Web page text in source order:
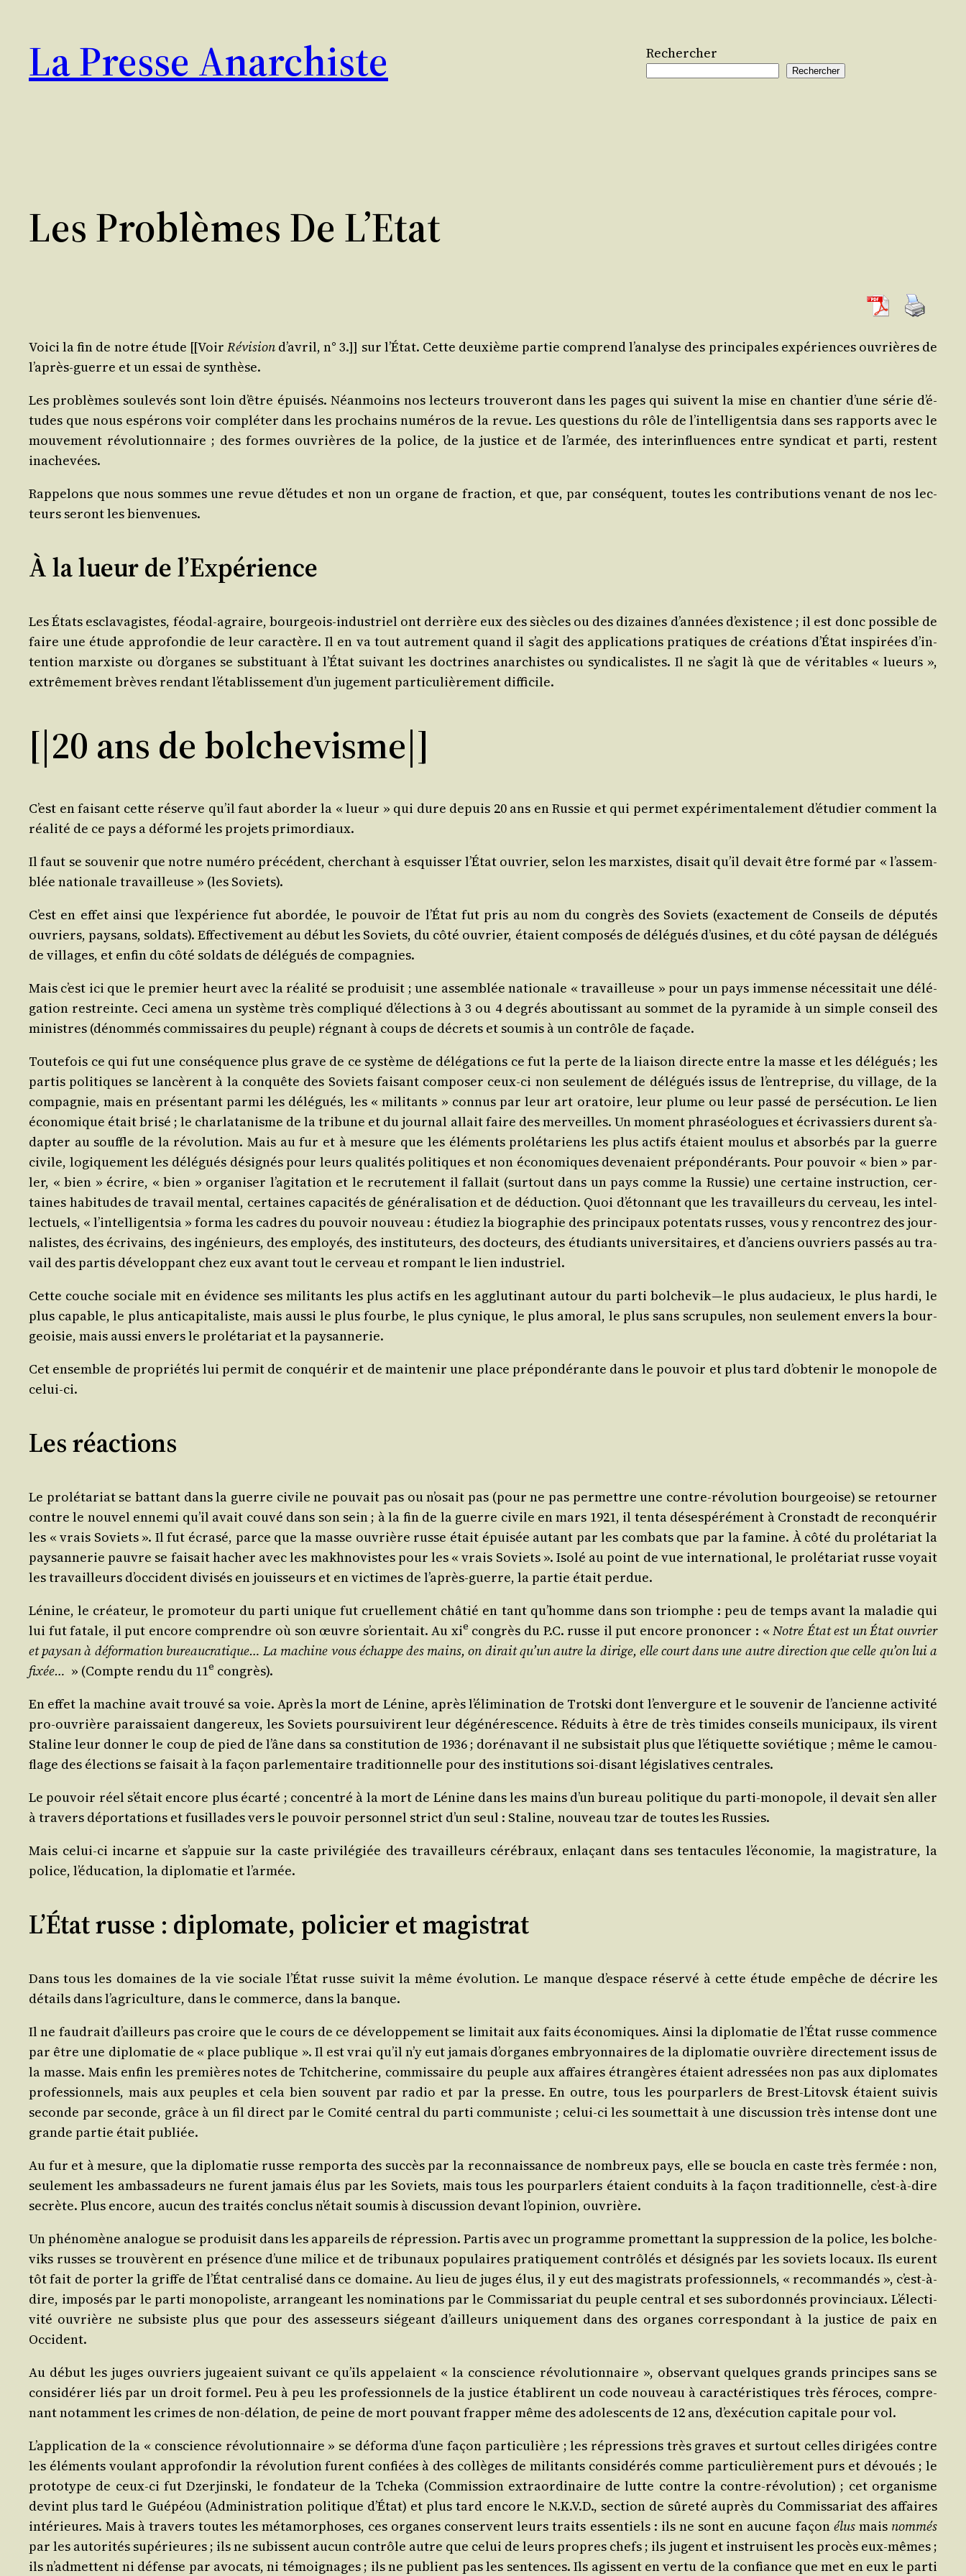
contenu
La Presse Anarchiste Rechercher
Rechercher
Les Problèmes De L’Etat
Voi­ci la fin de notre étude [[Voir Révi­siond’a­vril, n° 3.]] sur l’É­tat. Cette deuxième par­tie com­prend l’a­na­lyse des prin­ci­pales expé­riences ouvrières de
l’a­près-guerre et un essai de synthèse.
Les pro­blèmes sou­le­vés sont loin d’être épui­sés. Néan­moins nos lec­teurs trou­ve­ront dans les pages qui suivent la mise en chan­tier d’une série d’é­
tudes que nous espé­rons voir com­plé­ter dans les pro­chains numé­ros de la revue. Les ques­tions du rôle de l’in­tel­li­gent­sia dans ses rap­ports avec le
mou­ve­ment révo­lu­tion­naire ; des formes ouvrières de la police, de la jus­tice et de l’ar­mée, des inter­in­fluences entre syn­di­cat et par­ti, res­tent
inachevées.
Rap­pe­lons que nous sommes une revue d’é­tudes et non un organe de frac­tion, et que, par consé­quent, toutes les contri­bu­tions venant de nos lec­
teurs seront les bienvenues.
À la lueur de l’Expérience
Les États escla­va­gistes, féo­dal-agraire, bour­geois-indus­triel ont der­rière eux des siècles ou des dizaines d’an­nées d’exis­tence ; il est donc pos­sible de
faire une étude appro­fon­die de leur carac­tère. Il en va tout autre­ment quand il s’a­git des appli­ca­tions pra­tiques de créa­tions d’É­tat ins­pi­rées d’in­
ten­tion mar­xiste ou d’or­ganes se sub­sti­tuant à l’É­tat sui­vant les doc­trines anar­chistes ou syn­di­ca­listes. Il ne s’a­git là que de véri­tables « lueurs »,
extrê­me­ment brèves ren­dant l’é­ta­blis­se­ment d’un juge­ment par­ti­cu­liè­re­ment difficile.
[|20 ans de bolchevisme|]
C’est en fai­sant cette réserve qu’il faut abor­der la « lueur » qui dure depuis 20 ans en Rus­sie et qui per­met expé­ri­men­ta­le­ment d’é­tu­dier com­ment la
réa­li­té de ce pays a défor­mé les pro­jets primordiaux.
Il faut se sou­ve­nir que notre numé­ro pré­cé­dent, cher­chant à esquis­ser l’É­tat ouvrier, selon les mar­xistes, disait qu’il devait être for­mé par « l’as­sem­
blée natio­nale tra­vailleuse » (les Soviets).
C’est en effet ain­si que l’ex­pé­rience fut abor­dée, le pou­voir de l’É­tat fut pris au nom du congrès des Soviets (exac­te­ment de Conseils de dépu­tés
ouvriers, pay­sans, sol­dats). Effec­ti­ve­ment au début les Soviets, du côté ouvrier, étaient com­po­sés de délé­gués d’u­sines, et du côté pay­san de délé­gués
de vil­lages, et enfin du côté sol­dats de délé­gués de compagnies.
Mais c’est ici que le pre­mier heurt avec la réa­li­té se pro­dui­sit ; une assem­blée natio­nale « tra­vailleuse » pour un pays immense néces­si­tait une délé­
ga­tion res­treinte. Ceci ame­na un sys­tème très com­pli­qué d’é­lec­tions à 3 ou 4 degrés abou­tis­sant au som­met de la pyra­mide à un simple conseil des
ministres (dénom­més com­mis­saires du peuple) régnant à coups de décrets et sou­mis à un contrôle de façade.
Tou­te­fois ce qui fut une consé­quence plus grave de ce sys­tème de délé­ga­tions ce fut la perte de la liai­son directe entre la masse et les délé­gués ; les
par­tis poli­tiques se lan­cèrent à la conquête des Soviets fai­sant com­po­ser ceux-ci non seule­ment de délé­gués issus de l’en­tre­prise, du vil­lage, de la
com­pa­gnie, mais en pré­sen­tant par­mi les délé­gués, les « mili­tants » connus par leur art ora­toire, leur plume ou leur pas­sé de per­sé­cu­tion. Le lien
éco­no­mique était bri­sé ; le char­la­ta­nisme de la tri­bune et du jour­nal allait faire des mer­veilles. Un moment phra­séo­logues et écri­vas­siers durent s’a­
dap­ter au souffle de la révo­lu­tion. Mais au fur et à mesure que les élé­ments pro­lé­ta­riens les plus actifs étaient mou­lus et absor­bés par la guerre
civile, logi­que­ment les délé­gués dési­gnés pour leurs qua­li­tés poli­tiques et non éco­no­miques deve­naient pré­pon­dé­rants. Pour pou­voir « bien » par­
ler, « bien » écrire, « bien » orga­ni­ser l’a­gi­ta­tion et le recru­te­ment il fal­lait (sur­tout dans un pays comme la Rus­sie) une cer­taine ins­truc­tion, cer­
taines habi­tudes de tra­vail men­tal, cer­taines capa­ci­tés de géné­ra­li­sa­tion et de déduc­tion. Quoi d’é­ton­nant que les tra­vailleurs du cer­veau, les intel­
lec­tuels, « l’in­tel­li­gent­sia » for­ma les cadres du pou­voir nou­veau : étu­diez la bio­gra­phie des prin­ci­paux poten­tats russes, vous y ren­con­trez des jour­
na­listes, des écri­vains, des ingé­nieurs, des employés, des ins­ti­tu­teurs, des doc­teurs, des étu­diants uni­ver­si­taires, et d’an­ciens ouvriers pas­sés au tra­
vail des par­tis déve­lop­pant chez eux avant tout le cer­veau et rom­pant le lien industriel.
Cette couche sociale mit en évi­dence ses mili­tants les plus actifs en les agglu­ti­nant autour du par­ti bol­che­vik — le plus auda­cieux, le plus har­di, le
plus capable, le plus anti­ca­pi­ta­liste, mais aus­si le plus fourbe, le plus cynique, le plus amo­ral, le plus sans scru­pules, non seule­ment envers la bour­
geoi­sie, mais aus­si envers le pro­lé­ta­riat et la paysannerie.
Cet ensemble de pro­prié­tés lui per­mit de conqué­rir et de main­te­nir une place pré­pon­dé­rante dans le pou­voir et plus tard d’ob­te­nir le mono­pole de
celui-ci.
Les réactions
Le pro­lé­ta­riat se bat­tant dans la guerre civile ne pou­vait pas ou n’o­sait pas (pour ne pas per­mettre une contre-révo­lu­tion bour­geoise) se retour­ner
contre le nou­vel enne­mi qu’il avait cou­vé dans son sein ; à la fin de la guerre civile en mars 1921, il ten­ta déses­pé­ré­ment à Crons­tadt de recon­qué­rir
les « vrais Soviets ». Il fut écra­sé, parce que la masse ouvrière russe était épui­sée autant par les com­bats que par la famine. À côté du pro­lé­ta­riat la
pay­san­ne­rie pauvre se fai­sait hacher avec les makh­no­vistes pour les « vrais Soviets ». Iso­lé au point de vue inter­na­tio­nal, le pro­lé­ta­riat russe voyait
les tra­vailleurs d’oc­ci­dent divi­sés en jouis­seurs et en vic­times de l’a­près-guerre, la par­tie était perdue.
Lénine, le créa­teur, le pro­mo­teur du par­ti unique fut cruel­le­ment châ­tié en tant qu’­homme dans son triomphe : peu de temps avant la mala­die qui
lui fut fatale, il put encore com­prendre où son œuvre s’o­rien­tait. Au xie congrès du P.C. russe il put encore pro­non­cer : «Notre État est un État ouvrier
et pay­san à défor­ma­tion bureau­cra­tique… La machine vous échappe des mains, on dirait qu’un autre la dirige, elle court dans une autre direc­tion que celle qu’on lui a
fixée… » (Compte ren­du du 11e congrès).
En effet la machine avait trou­vé sa voie. Après la mort de Lénine, après l’é­li­mi­na­tion de Trots­ki dont l’en­ver­gure et le sou­ve­nir de l’an­cienne acti­vi­té
pro-ouvrière parais­saient dan­ge­reux, les Soviets pour­sui­virent leur dégé­né­res­cence. Réduits à être de très timides conseils muni­ci­paux, ils virent
Sta­line leur don­ner le coup de pied de l’âne dans sa consti­tu­tion de 1936 ; doré­na­vant il ne sub­sis­tait plus que l’é­ti­quette sovié­tique ; même le camou­
flage des élec­tions se fai­sait à la façon par­le­men­taire tra­di­tion­nelle pour des ins­ti­tu­tions soi-disant légis­la­tives centrales.
Le pou­voir réel s’é­tait encore plus écar­té ; concen­tré à la mort de Lénine dans les mains d’un bureau poli­tique du par­ti-mono­pole, il devait s’en aller
à tra­vers dépor­ta­tions et fusillades vers le pou­voir per­son­nel strict d’un seul : Sta­line, nou­veau tzar de toutes les Russies.
Mais celui-ci incarne et s’ap­puie sur la caste pri­vi­lé­giée des tra­vailleurs céré­braux, enla­çant dans ses ten­ta­cules l’é­co­no­mie, la magis­tra­ture, la
police, l’é­du­ca­tion, la diplo­ma­tie et l’armée.
L’État russe : diplomate, policier et magistrat
Dans tous les domaines de la vie sociale l’É­tat russe sui­vit la même évo­lu­tion. Le manque d’es­pace réser­vé à cette étude empêche de décrire les
détails dans l’a­gri­cul­ture, dans le com­merce, dans la banque.
Il ne fau­drait d’ailleurs pas croire que le cours de ce déve­lop­pe­ment se limi­tait aux faits éco­no­miques. Ain­si la diplo­ma­tie de l’É­tat russe com­mence
par être une diplo­ma­tie de « place publique ». Il est vrai qu’il n’y eut jamais d’or­ganes embryon­naires de la diplo­ma­tie ouvrière direc­te­ment issus de
la masse. Mais enfin les pre­mières notes de Tchit­che­rine, com­mis­saire du peuple aux affaires étran­gères étaient adres­sées non pas aux diplo­mates
pro­fes­sion­nels, mais aux peuples et cela bien sou­vent par radio et par la presse. En outre, tous les pour­par­lers de Brest-Litovsk étaient sui­vis
seconde par seconde, grâce à un fil direct par le Comi­té cen­tral du par­ti com­mu­niste ; celui-ci les sou­met­tait à une dis­cus­sion très intense dont une
grande par­tie était publiée.
Au fur et à mesure, que la diplo­ma­tie russe rem­por­ta des suc­cès par la recon­nais­sance de nom­breux pays, elle se bou­cla en caste très fer­mée : non,
seule­ment les ambas­sa­deurs ne furent jamais élus par les Soviets, mais tous les pour­par­lers étaient conduits à la façon tra­di­tion­nelle, c’est-à-dire
secrète. Plus encore, aucun des trai­tés conclus n’é­tait sou­mis à dis­cus­sion devant l’o­pi­nion, ouvrière.
Un phé­no­mène ana­logue se pro­dui­sit dans les appa­reils de répres­sion. Par­tis avec un pro­gramme pro­met­tant la sup­pres­sion de la police, les bol­che­
viks russes se trou­vèrent en pré­sence d’une milice et de tri­bu­naux popu­laires pra­ti­que­ment contrô­lés et dési­gnés par les soviets locaux. Ils eurent
tôt fait de por­ter la griffe de l’É­tat cen­tra­li­sé dans ce domaine. Au lieu de juges élus, il y eut des magis­trats pro­fes­sion­nels, « recom­man­dés », c’est-à-
dire, impo­sés par le par­ti mono­po­liste, arran­geant les nomi­na­tions par le Com­mis­sa­riat du peuple cen­tral et ses subor­don­nés pro­vin­ciaux. L’é­lec­ti­
vi­té ouvrière ne sub­siste plus que pour des asses­seurs sié­geant d’ailleurs uni­que­ment dans des organes cor­res­pon­dant à la jus­tice de paix en
Occident.
Au début les juges ouvriers jugeaient sui­vant ce qu’ils appe­laient « la conscience révo­lu­tion­naire », obser­vant quelques grands prin­cipes sans se
consi­dé­rer liés par un droit for­mel. Peu à peu les pro­fes­sion­nels de la jus­tice éta­blirent un code nou­veau à carac­té­ris­tiques très féroces, com­pre­
nant notam­ment les crimes de non-déla­tion, de peine de mort pou­vant frap­per même des ado­les­cents de 12 ans, d’exé­cu­tion capi­tale pour vol.
L’ap­pli­ca­tion de la « conscience révo­lu­tion­naire » se défor­ma d’une façon par­ti­cu­lière ; les répres­sions très graves et sur­tout celles diri­gées contre
les élé­ments vou­lant appro­fon­dir la révo­lu­tion furent confiées à des col­lèges de mili­tants consi­dé­rés comme par­ti­cu­liè­re­ment purs et dévoués ; le
pro­to­type de ceux-ci fut Dzer­jins­ki, le fon­da­teur de la Tche­ka (Com­mis­sion extra­or­di­naire de lutte contre la contre-révo­lu­tion) ; cet orga­nisme
devint plus tard le Gué­péou (Admi­nis­tra­tion poli­tique d’É­tat) et plus tard encore le N.K.V.D., sec­tion de sûre­té auprès du Com­mis­sa­riat des affaires
inté­rieures. Mais à tra­vers toutes les méta­mor­phoses, ces organes conservent leurs traits essen­tiels : ils ne sont en aucune façon élusmais nom­més
par les auto­ri­tés supé­rieures ; ils ne subissent aucun contrôle autre que celui de leurs propres chefs ; ils jugent et ins­truisent les pro­cès eux-mêmes ;
ils n’ad­mettent ni défense par avo­cats, ni témoi­gnages ; ils ne publient pas les sen­tences. Ils agissent en ver­tu de la confiance que met en eux le par­ti